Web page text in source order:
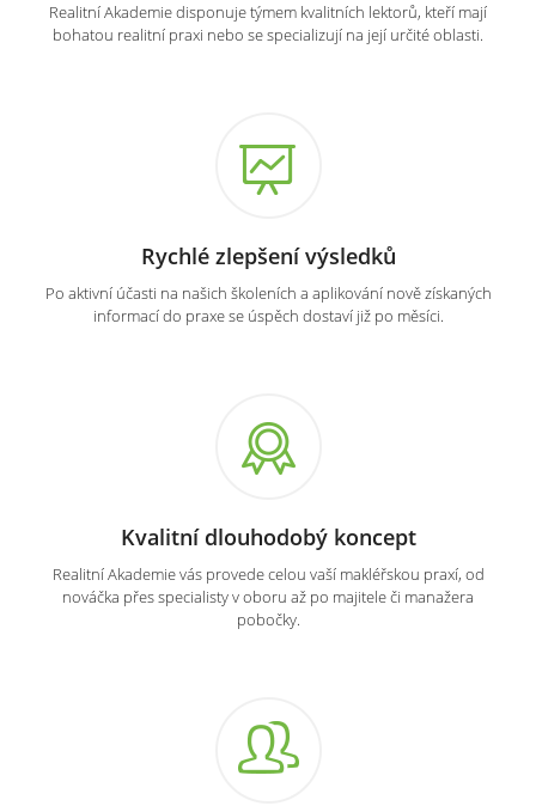
Realitní Akademie disponuje týmem kvalitních lektorů, kteří mají
bohatou realitní praxi nebo se specializují na její určité oblasti.
Rychlé zlepšení výsledků
Po aktivní účasti na našich školeních a aplikování nově získaných
informací do praxe se úspěch dostaví již po měsíci.
Kvalitní dlouhodobý koncept
Realitní Akademie vás provede celou vaší makléřskou praxí, od
nováčka přes specialisty v oboru až po majitele či manažera
pobočky.